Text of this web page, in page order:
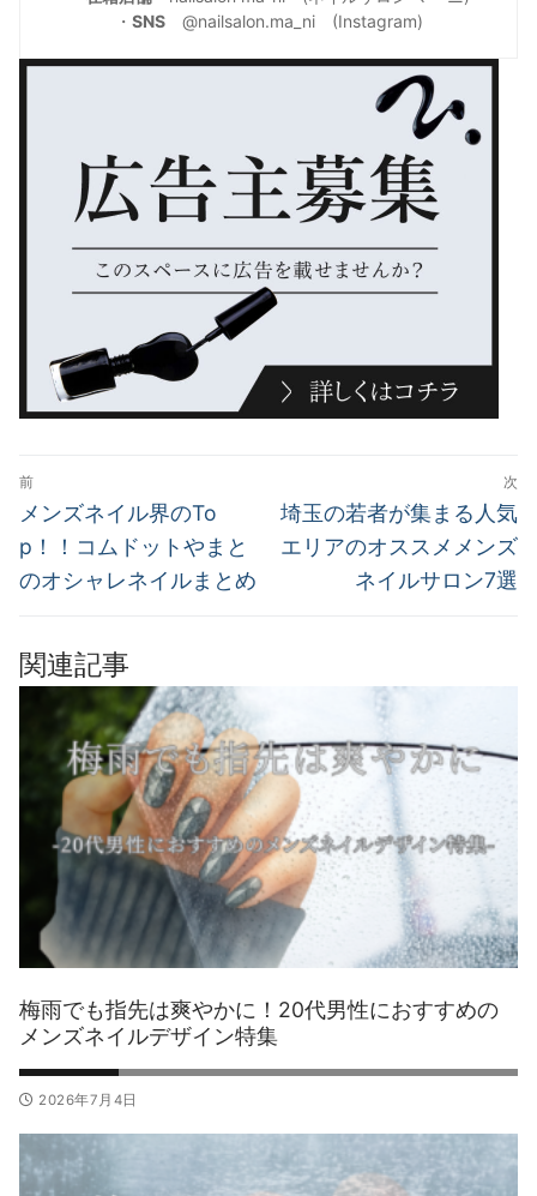
・ SNS@nailsalon.ma_ni (Instagram)
投
稿
ナ
ビ
ー
ョ
前
前
の
投
メンズネイル界のTo
p！！コムドットやまと
のオシャレネイルまとめ
次
次
の
埼玉の若者が集まる人気
エリアのオススメメンズ
ネイルサロン7選
関連記事
梅雨でも指先は爽やかに！20代男性におすすめの
メンズネイルデザイン特集
2026年7月4日